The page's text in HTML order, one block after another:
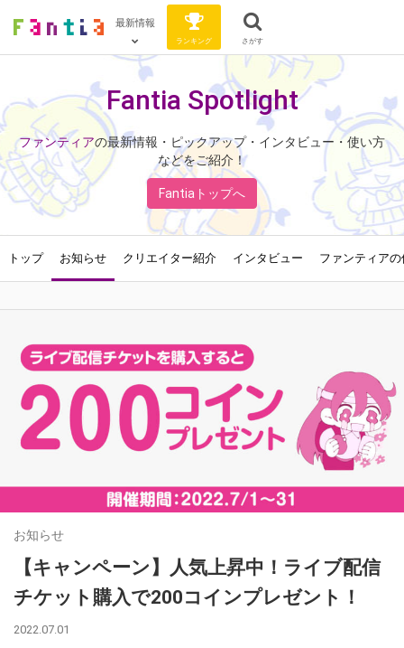
最新情報
ランキング さがす
Fantia Spotlight
ファンティアの最新情報・ピックアップ・インタビュー・使い方
などをご紹介！
Fantiaトップへ
トップ お知らせ クリエイター紹介 インタビュー ファンティア
お知らせ
【キャンペーン】人気上昇中！ライブ配信
チケット購入で200コインプレゼント！
2022.07.01